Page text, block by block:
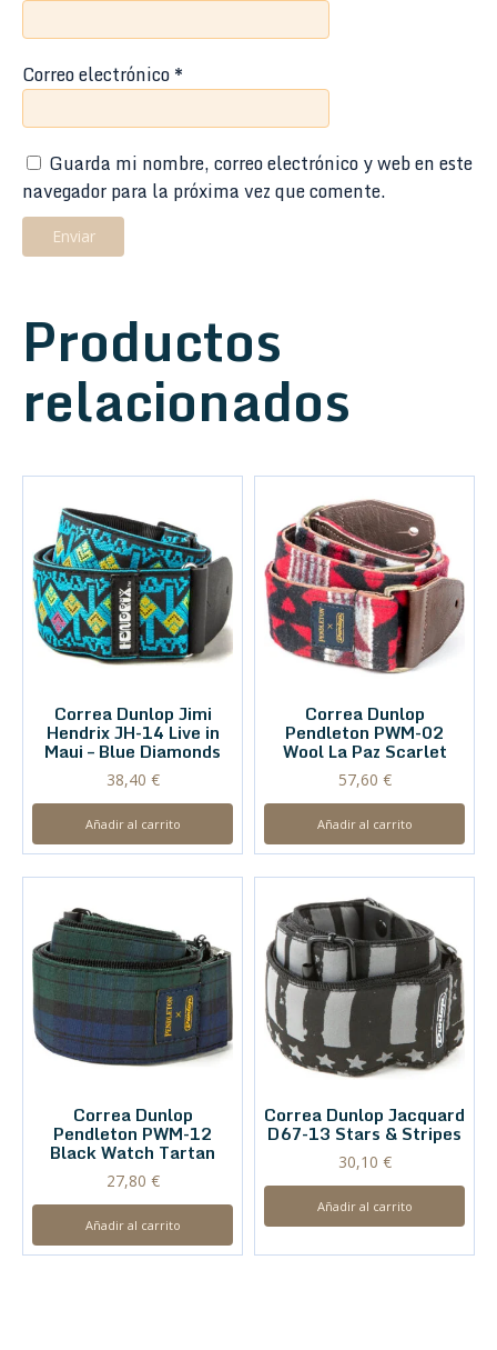
Correo electrónico*
Guarda mi nombre, correo electrónico y web en este
navegador para la próxima vez que comente.
Productos
relacionados
Correa Dunlop Jimi
Hendrix JH-14 Live in
Maui – Blue Diamonds
38,40 €
Añadir al carrito
Correa Dunlop
Pendleton PWM-02
Wool La Paz Scarlet
57,60 €
Añadir al carrito
Correa Dunlop
Pendleton PWM-12
Black Watch Tartan
27,80 €
Añadir al carrito
Correa Dunlop Jacquard
D67-13 Stars & Stripes
30,10 €
Añadir al carrito